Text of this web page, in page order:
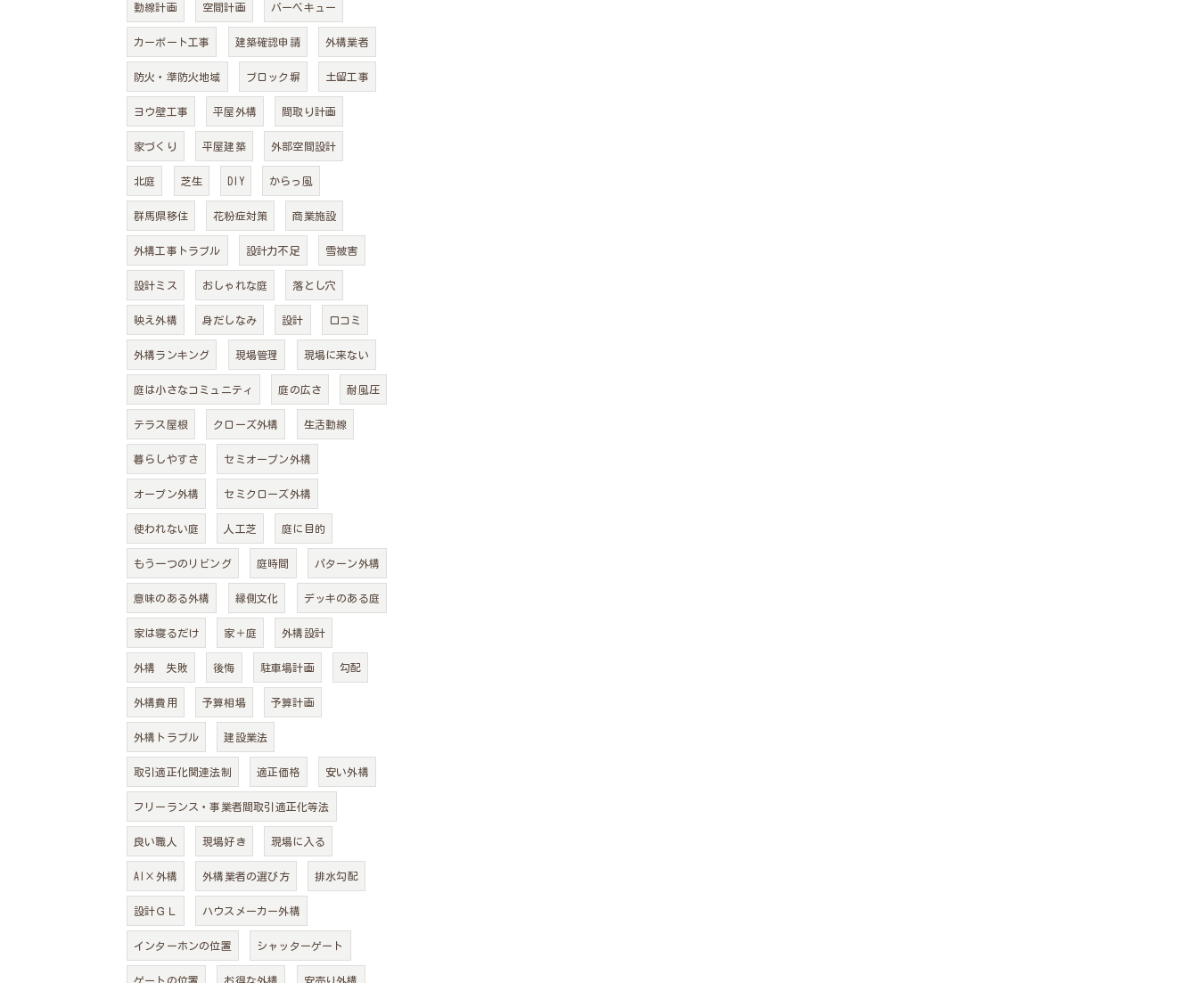
動線計画 空間計画 バーベキュー
カーポート工事 建築確認申請 外構業者
防火・準防火地域 ブロック塀 土留工事
ヨウ壁工事 平屋外構 間取り計画
家づくり 平屋建築 外部空間設計
北庭 芝生 DIY からっ風
群馬県移住 花粉症対策 商業施設
外構工事トラブル 設計力不足 雪被害
設計ミス おしゃれな庭 落とし穴
映え外構 身だしなみ 設計 口コミ
外構ランキング 現場管理 現場に来ない
庭は小さなコミュニティ 庭の広さ 耐風圧
テラス屋根 クローズ外構 生活動線
暮らしやすさ セミオープン外構
オープン外構 セミクローズ外構
使われない庭 人工芝 庭に目的
もう一つのリビング 庭時間 パターン外構
意味のある外構 縁側文化 デッキのある庭
家は寝るだけ 家＋庭 外構設計
外構 失敗 後悔 駐車場計画 勾配
外構費用 予算相場 予算計画
外構トラブル 建設業法
取引適正化関連法制 適正価格 安い外構
フリーランス・事業者間取引適正化等法
良い職人 現場好き 現場に入る
AI×外構 外構業者の選び方 排水勾配
設計ＧＬ ハウスメーカー外構
インターホンの位置 シャッターゲート
ゲートの位置 お得な外構 安売り外構